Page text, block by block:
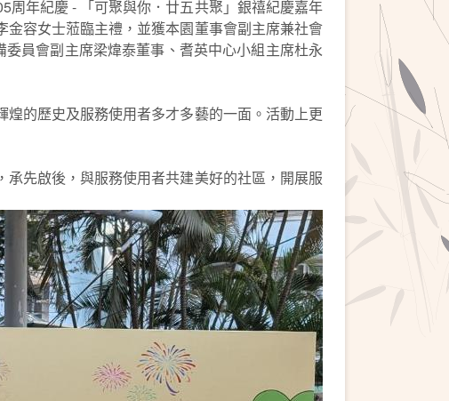
年紀慶 - 「可聚與你．廿五共聚」銀禧紀慶嘉年
容女士蒞臨主禮，並獲本園董事會副主席兼社會
員會副主席梁煒泰董事、耆英中心小組主席杜永
的歷史及服務使用者多才多藝的一面。活動上更
先啟後，與服務使用者共建美好的社區，開展服